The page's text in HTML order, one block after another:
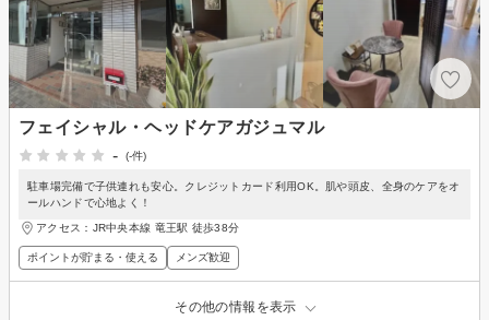
フェイシャル・ヘッドケアガジュマル
-
(-件)
駐車場完備で子供連れも安心。クレジットカード利用OK。肌や頭皮、全身のケアをオ
ールハンドで心地よく！
アクセス：JR中央本線 竜王駅 徒歩38分
ポイントが貯まる・使える メンズ歓迎
その他の情報を表示